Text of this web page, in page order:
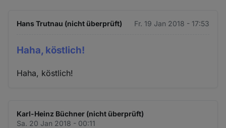
Hans Trutnau (nicht überprüft) Fr. 19 Jan 2018 - 17:53
Haha, köstlich!
Haha, köstlich!
Karl-Heinz Büchner (nicht überprüft)
Sa. 20 Jan 2018 - 00:11